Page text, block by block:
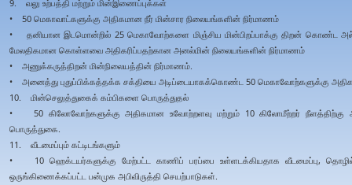
9. வலு உற்பத்தி மற்றும் மின்இணைப்புக்கள்
• 50 மெகாவாட்களுக்கு அதிகமான நீர் மின்சார நிலையங்களின் நிர்மாணம்
• தனியான இடமொன்றில் 25 மெகாவோற்களை மிஞ்சிய மின்பிறப்பாக்கு திறன் கொண்ட
மேலதிகமான கொள்ளவை அதிகரிப்பதற்கான அனல்மின் நிலையங்களின் நிர்மாணம்
• அணுக்கருத்திறன் மின்நிலையத்தின் நிர்மாணம்.
• அனைத்து புதுப்பிக்கத்தக்க சக்தியை அடிப்டையாகக்கொண்ட 50 மெகாவோற்களுக்கு
10. மின்செலுத்துகைக் கம்பிகளை பொருத்துதல்
• 50 கிலோவோற்களுக்கு அதிகமான உவோற்றளவு மற்றும் 10 கிலோமீற்றர் நீளத்திற்கு
பொருத்துகை.
11. வீடமைப்பும் கட்டிடங்களும்
• 10 ஹெக்டயர்களுக்கு மேற்பட்ட காணிப் பரப்பை உள்ளடக்கியதாக வீடமைப்பு,
ஒருங்கிணைக்கப்பட்ட பன்முக அபிவிருத்தி செயற்பாடுகள்.